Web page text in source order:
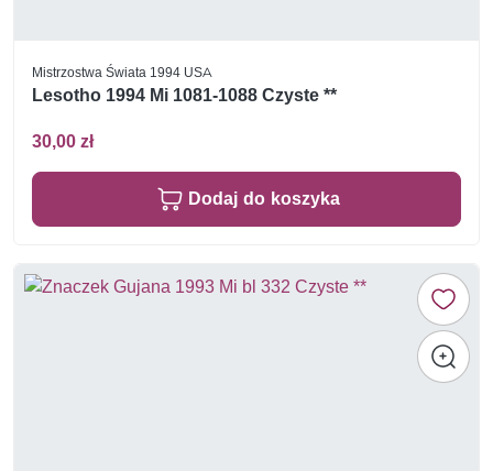
Mistrzostwa Świata 1994 USA
Lesotho 1994 Mi 1081-1088 Czyste **
30,00 zł
Dodaj do koszyka